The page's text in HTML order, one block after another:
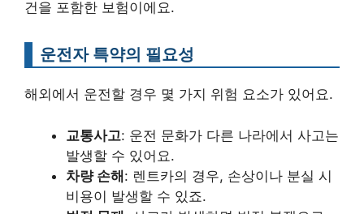
건을 포함한 보험이에요.
운전자 특약의 필요성
해외에서 운전할 경우 몇 가지 위험 요소가 있어요.
교통사고: 운전 문화가 다른 나라에서 사고는
발생할 수 있어요.
차량 손해: 렌트카의 경우, 손상이나 분실 시
비용이 발생할 수 있죠.